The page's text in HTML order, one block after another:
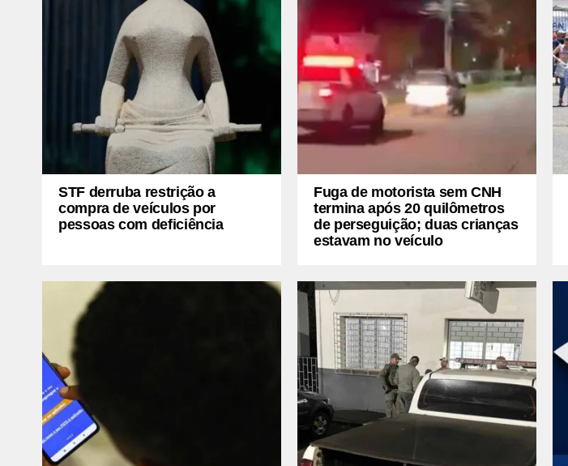
STF derruba restrição a
compra de veículos por
pessoas com deficiência
Fuga de motorista sem CNH
termina após 20 quilômetros
de perseguição; duas crianças
estavam no veículo